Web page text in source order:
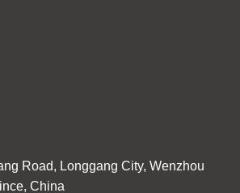
Road, Longgang City, Wenzhou
China